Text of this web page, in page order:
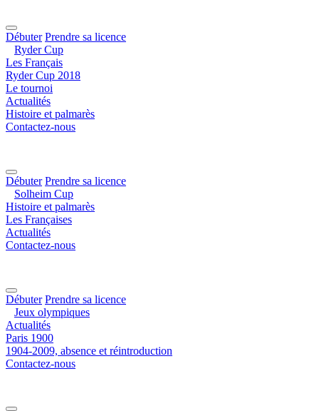
Débuter Prendre sa licence
Ryder Cup
Les Français
Ryder Cup 2018
Le tournoi
Actualités
Histoire et palmarès
Contactez-nous
Débuter Prendre sa licence
Solheim Cup
Histoire et palmarès
Les Françaises
Actualités
Contactez-nous
Débuter Prendre sa licence
Jeux olympiques
Actualités
Paris 1900
1904-2009, absence et réintroduction
Contactez-nous